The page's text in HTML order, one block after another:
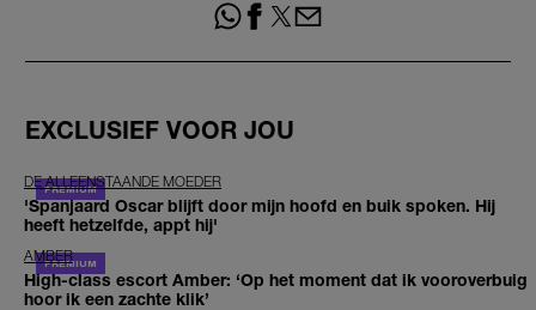
EXCLUSIEF VOOR JOU
DE ALLEENSTAANDE MOEDER
'Spanjaard Oscar blijft door mijn hoofd en buik spoken. Hij
heeft hetzelfde, appt hij'
AMBER
High-class escort Amber: ‘Op het moment dat ik vooroverbuig
hoor ik een zachte klik’